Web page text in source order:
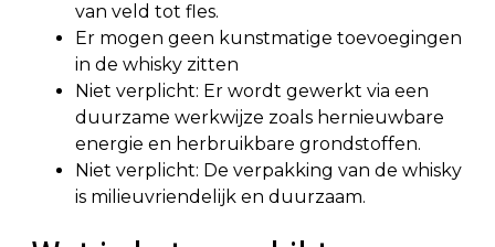
van veld tot fles.
Er mogen geen kunstmatige toevoegingen
in de whisky zitten
Niet verplicht: Er wordt gewerkt via een
duurzame werkwijze zoals hernieuwbare
energie en herbruikbare grondstoffen.
Niet verplicht: De verpakking van de whisky
is milieuvriendelijk en duurzaam.